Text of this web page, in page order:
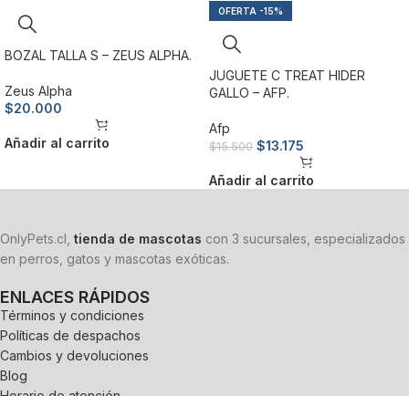
BOZAL TALLA S – ZEUS ALPHA.
Zeus Alpha
$20.000
Añadir al carrito
-15%
JUGUETE C TREAT HIDER
GALLO – AFP.
Afp
$15.500 $13.175
Añadir al carrito
OnlyPets.cl, tienda de mascotas con 3 sucursales, especializados
en perros, gatos y mascotas exóticas.
ENLACES RÁPIDOS
Términos y condiciones
Políticas de despachos
Cambios y devoluciones
Blog